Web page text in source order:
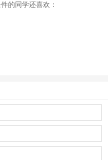
的同学还喜欢：